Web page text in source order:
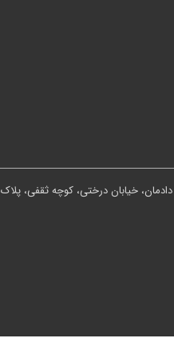
پلاک ۱۶، ساختمان ستادی دانشگاه آزاد اسلامی واحد تهران غرب